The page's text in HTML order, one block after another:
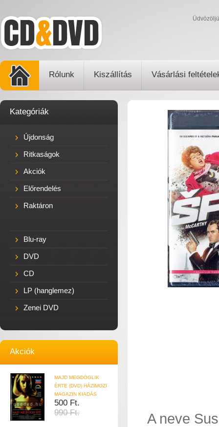
Rólunk Kiszállítás Vásárlási
Kategóriák
Újdonság
Ritkaságok
Akciók
Előrendelés
Raktáron
Blu-ray
DVD
CD
LP (hanglemez)
Zenei DVD
Akciók
MAJD MEGDÖGLIK
ÉRTE (DVD) HÁZIMOZI
MAGAZIN KIADÁS
500 Ft.
990 Ft.
A neve